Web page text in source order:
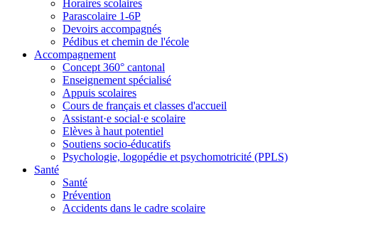
Horaires scolaires
Parascolaire 1-6P
Devoirs accompagnés
Pédibus et chemin de l'école
Accompagnement
Concept 360° cantonal
Enseignement spécialisé
Appuis scolaires
Cours de français et classes d'accueil
Assistant·e social·e scolaire
Elèves à haut potentiel
Soutiens socio-éducatifs
Psychologie, logopédie et psychomotricité (PPLS)
Santé
Santé
Prévention
Accidents dans le cadre scolaire